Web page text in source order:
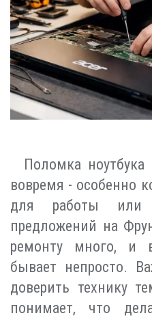
Поломка ноутбука
вовремя - особенно
для работы
предложений на
ремонту много, и
бывает непросто.
доверить технику
понимает, что